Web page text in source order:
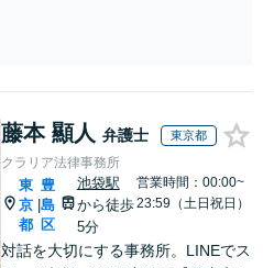
負担を軽減「弁護
士の交渉で慰謝料
金額アップ／減額
交渉も対応可」
【完全個室対応】
報開示請求をおこ
お店の風評被害対
策／売り上げ低下
防止のために尽
力」加害者側の対
応可：開示請求の
意見照会が来たと
きの対処法、被害
藤本 顯人 弁護士 東京都
クラリア法律事務所
東
京
都
豊
島
区
池袋駅
から徒歩
5分
営業時間：00:00~
23:59（土日祝日）
対話を大切にする事務所。LINEでス